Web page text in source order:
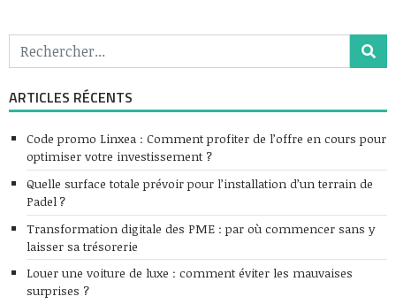
ARTICLES RÉCENTS
Code promo Linxea : Comment profiter de l’offre en cours pour
optimiser votre investissement ?
Quelle surface totale prévoir pour l’installation d’un terrain de
Padel ?
Transformation digitale des PME : par où commencer sans y
laisser sa trésorerie
Louer une voiture de luxe : comment éviter les mauvaises
surprises ?